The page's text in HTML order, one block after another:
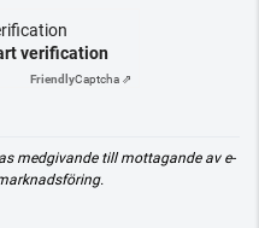
verification
FriendlyCaptcha ⇗
medgivande till mottagande av e-